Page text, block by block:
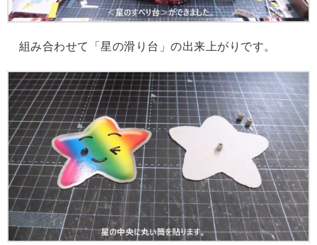
組み合わせて「星の滑り台」の出来上がりです。